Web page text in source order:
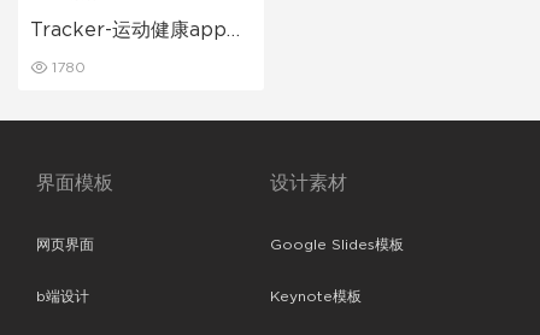
Tracker-运动健康app应
1780
界面模板
网页界面
b端设计
设计素材
Google Slides模板
Keynote模板